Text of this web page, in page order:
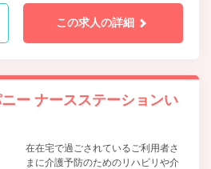
この求人の詳細
ー ナースステーションい
在在宅で過ごされているご利用者さ
まに介護予防のためのリハビリや介